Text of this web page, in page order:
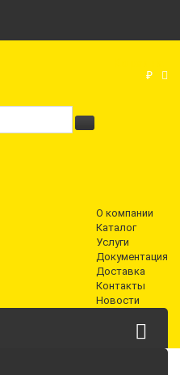
₽
О компании
Каталог
Услуги
Документация
Доставка
Контакты
Новости